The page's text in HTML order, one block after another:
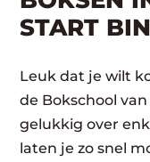
START
Leuk dat je wilt
de Bokschool
gelukkig over
laten je zo snel